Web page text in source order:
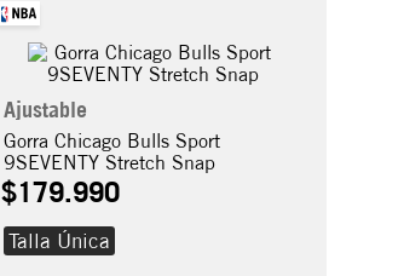
Ajustable
Gorra Chicago Bulls Sport
9SEVENTY Stretch Snap
$179.990
Talla Única